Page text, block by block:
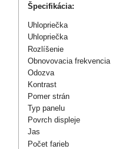
Špecifikácia:
Uhlopriečka
Uhlopriečka
Rozlíšenie
Obnovovacia frekvencia
Odozva
Kontrast
Pomer strán
Typ panelu
Povrch displeje
Jas
Počet farieb